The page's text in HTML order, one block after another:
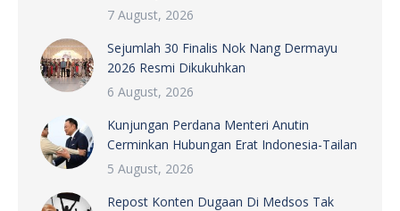
7 August, 2026
Sejumlah 30 Finalis Nok Nang Dermayu
2026 Resmi Dikukuhkan
6 August, 2026
Kunjungan Perdana Menteri Anutin
Cerminkan Hubungan Erat Indonesia-Tailan
5 August, 2026
Repost Konten Dugaan Di Medsos Tak